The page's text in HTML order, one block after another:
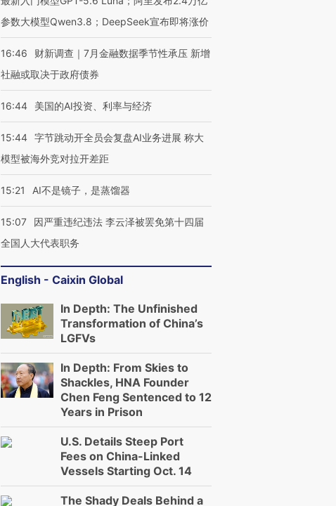
参数大模型Qwen3.8；DeepSeek宣布即将涨价
16:46
财新调查｜7月金融数据季节性承压 新增
社融或取决于政府债券
16:44 美国的AI投资、利率与经济
15:44 字节跳动开全员会复盘AI业务进展 称大
模型被海外竞对拉开差距
15:21 AI不是镜子，是蒸馏器
15:07
因严重违纪违法 李云泽被罢免第十四届
全国人大代表职务
English - Caixin Global
In Depth: The Unfinished
Transformation of China’s
LGFVs
In Depth: From Skies to
Shackles, HNA Founder
Chen Feng Sentenced to 12
Years in Prison
U.S. Details Steep Port
Fees on China-Linked
Vessels Starting Oct. 14
The Shady Deals Behind a